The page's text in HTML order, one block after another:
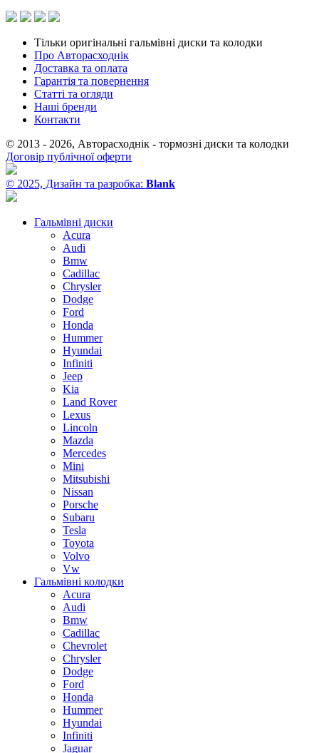
Тільки оригінальні гальмівні диски та колодки
Про Авторасходнік
Доставка та оплата
Гарантія та повернення
Статті та огляди
Наші бренди
Контакти
© 2013 - 2026, Авторасходнік - тормозні диски та колодки
Договір публічної оферти
© 2025, Дизайн та разробка: Blank
Гальмівні диски
Acura
Audi
Bmw
Cadillac
Chrysler
Dodge
Ford
Honda
Hummer
Hyundai
Infiniti
Jeep
Kia
Land Rover
Lexus
Lincoln
Mazda
Mercedes
Mini
Mitsubishi
Nissan
Porsche
Subaru
Tesla
Toyota
Volvo
Vw
Гальмівні колодки
Acura
Audi
Bmw
Cadillac
Chevrolet
Chrysler
Dodge
Ford
Honda
Hummer
Hyundai
Infiniti
Jaguar